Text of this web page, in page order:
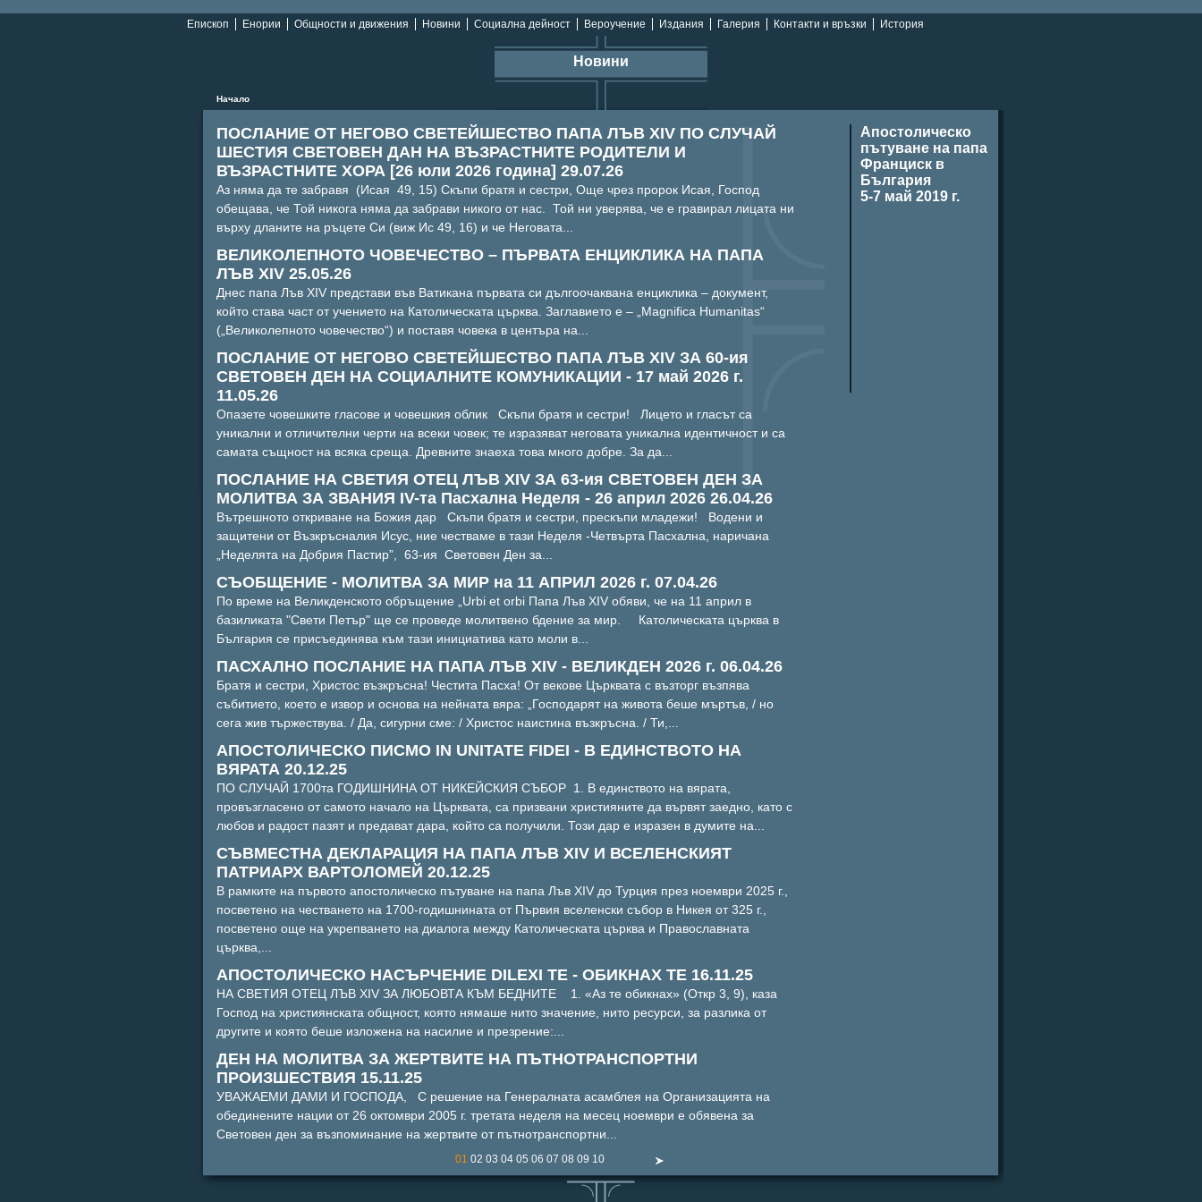
Епископ Енории Общности и движения Новини Социална дейност Вероучение Издания Галерия Контакти и връзки История
Новини
Начало
Апостолическо
пътуване на папа
Франциск в
България
5-7 май 2019 г.
ПОСЛАНИЕ ОТ НЕГОВО СВЕТЕЙШЕСТВО ПАПА ЛЪВ XIV ПО СЛУЧАЙ
ШЕСТИЯ СВЕТОВЕН ДАН НА ВЪЗРАСТНИТЕ РОДИТЕЛИ И
ВЪЗРАСТНИТЕ ХОРА [26 юли 2026 година] 29.07.26
Аз няма да те забравя (Исая 49, 15) Скъпи братя и сестри, Още чрез пророк Исая, Господ
обещава, че Той никога няма да забрави никого от нас. Той ни уверява, че е гравирал лицата ни
върху дланите на ръцете Си (виж Ис 49, 16) и че Неговата...
ВЕЛИКОЛЕПНОТО ЧОВЕЧЕСТВО – ПЪРВАТА ЕНЦИКЛИКА НА ПАПА
ЛЪВ XIV 25.05.26
Днес папа Лъв XIV представи във Ватикана първата си дългоочаквана енциклика – документ,
който става част от учението на Католическата църква. Заглавието е – „Magnifica Humanitas“
(„Великолепното човечество“) и поставя човека в центъра на...
ПОСЛАНИЕ ОТ НЕГОВО СВЕТЕЙШЕСТВО ПАПА ЛЪВ XIV ЗА 60-ия
СВЕТОВЕН ДЕН НА СОЦИАЛНИТЕ КОМУНИКАЦИИ - 17 май 2026 г.
11.05.26
Опазете човешките гласове и човешкия облик Скъпи братя и сестри! Лицето и гласът са
уникални и отличителни черти на всеки човек; те изразяват неговата уникална идентичност и са
самата същност на всяка среща. Древните знаеха това много добре. За да...
ПОСЛАНИЕ НА СВЕТИЯ ОТЕЦ ЛЪВ XIV ЗА 63-ия СВЕТОВЕН ДЕН ЗА
МОЛИТВА ЗА ЗВАНИЯ IV-та Пасхална Неделя - 26 април 2026 26.04.26
Вътрешното откриване на Божия дар Скъпи братя и сестри, прескъпи младежи! Водени и
защитени от Възкръсналия Исус, ние честваме в тази Неделя -Четвърта Пасхална, наричана
„Неделята на Добрия Пастир”, 63-ия Световен Ден за...
СЪОБЩЕНИЕ - МОЛИТВА ЗА МИР на 11 АПРИЛ 2026 г. 07.04.26
По време на Великденското обръщение „Urbi et orbi Папа Лъв XIV обяви, че на 11 април в
базиликата "Свети Петър" ще се проведе молитвено бдение за мир. Католическата църква в
България се присъединява към тази инициатива като моли в...
ПАСХАЛНО ПОСЛАНИЕ НА ПАПА ЛЪВ XIV - ВЕЛИКДЕН 2026 г. 06.04.26
Братя и сестри, Христос възкръсна! Честита Пасха! От векове Църквата с възторг възпява
събитието, което е извор и основа на нейната вяра: „Господарят на живота беше мъртъв, / но
сега жив тържествува. / Да, сигурни сме: / Христос наистина възкръсна. / Ти,...
АПОСТОЛИЧЕСКО ПИСМО IN UNITATE FIDEI - В ЕДИНСТВОТО НА
ВЯРАТА 20.12.25
ПО СЛУЧАЙ 1700та ГОДИШНИНА ОТ НИКЕЙСКИЯ СЪБОР 1. В единството на вярата,
провъзгласено от самото начало на Църквата, са призвани християните да вървят заедно, като с
любов и радост пазят и предават дара, който са получили. Този дар е изразен в думите на...
СЪВМЕСТНА ДЕКЛАРАЦИЯ НА ПАПА ЛЪВ XIV И ВСЕЛЕНСКИЯТ
ПАТРИАРХ ВАРТОЛОМЕЙ 20.12.25
В рамките на първото апостолическо пътуване на папа Лъв XIV до Турция през ноември 2025 г.,
посветено на честването на 1700-годишнината от Първия вселенски събор в Никея от 325 г.,
посветено още на укрепването на диалога между Католическата църква и Православната
църква,...
АПОСТОЛИЧЕСКО НАСЪРЧЕНИЕ DILEXI TE - ОБИКНАХ ТЕ 16.11.25
НА СВЕТИЯ ОТЕЦ ЛЪВ XIV ЗА ЛЮБОВТА КЪМ БЕДНИТЕ 1. «Аз те обикнах» (Откр 3, 9), каза
Господ на християнската общност, която нямаше нито значение, нито ресурси, за разлика от
другите и която беше изложена на насилие и презрение:...
ДЕН НА МОЛИТВА ЗА ЖЕРТВИТЕ НА ПЪТНОТРАНСПОРТНИ
ПРОИЗШЕСТВИЯ 15.11.25
УВАЖАЕМИ ДАМИ И ГОСПОДА, С решение на Генералната асамблея на Организацията на
обединените нации от 26 октомври 2005 г. третата неделя на месец ноември е обявена за
Световен ден за възпоминание на жертвите от пътнотранспортни...
01 02 03 04 05 06 07 08 09 10